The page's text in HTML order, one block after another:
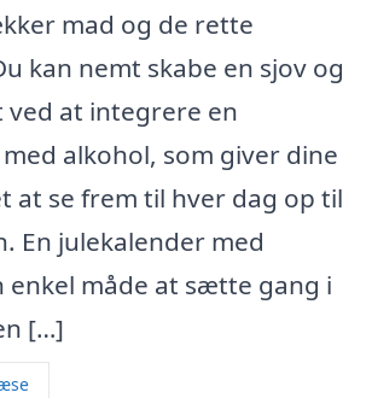
mad og de rette
kan nemt skabe en sjov og
ved at integrere en
alkohol, som giver dine
at se frem til hver dag op til
En julekalender med
enkel måde at sætte gang i
[…]